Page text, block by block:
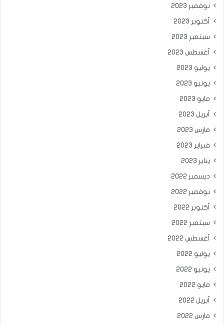
نوفمبر 2023
أكتوبر 2023
سبتمبر 2023
أغسطس 2023
يوليو 2023
يونيو 2023
مايو 2023
أبريل 2023
مارس 2023
فبراير 2023
يناير 2023
ديسمبر 2022
نوفمبر 2022
أكتوبر 2022
سبتمبر 2022
أغسطس 2022
يوليو 2022
يونيو 2022
مايو 2022
أبريل 2022
مارس 2022